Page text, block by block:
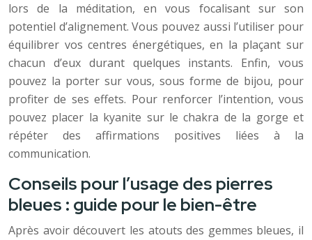
lors de la méditation, en vous focalisant sur son
potentiel d’alignement. Vous pouvez aussi l’utiliser pour
équilibrer vos centres énergétiques, en la plaçant sur
chacun d’eux durant quelques instants. Enfin, vous
pouvez la porter sur vous, sous forme de bijou, pour
profiter de ses effets. Pour renforcer l’intention, vous
pouvez placer la kyanite sur le chakra de la gorge et
répéter des affirmations positives liées à la
communication.
Conseils pour l’usage des pierres
bleues : guide pour le bien-être
Après avoir découvert les atouts des gemmes bleues, il